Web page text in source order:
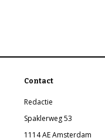
Contact
Redactie
Spaklerweg 53
1114 AE Amsterdam